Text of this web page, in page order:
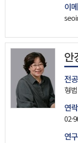
이
안
전
형법
연
02-
연